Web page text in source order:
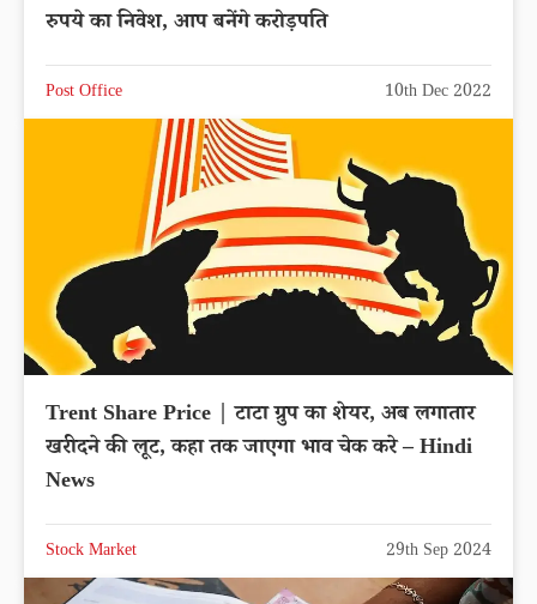
रुपये का निवेश, आप बनेंगे करोड़पति
Post Office 10th Dec 2022
Trent Share Price | टाटा ग्रुप का शेयर, अब लगातार
खरीदने की लूट, कहा तक जाएगा भाव चेक करे – Hindi
News
Stock Market 29th Sep 2024